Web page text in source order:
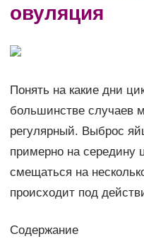
овуляция
Понять на какие дни
большинстве случаев
регулярный. Выброс
примерно на середину
смещаться на
происходит под
Содержание